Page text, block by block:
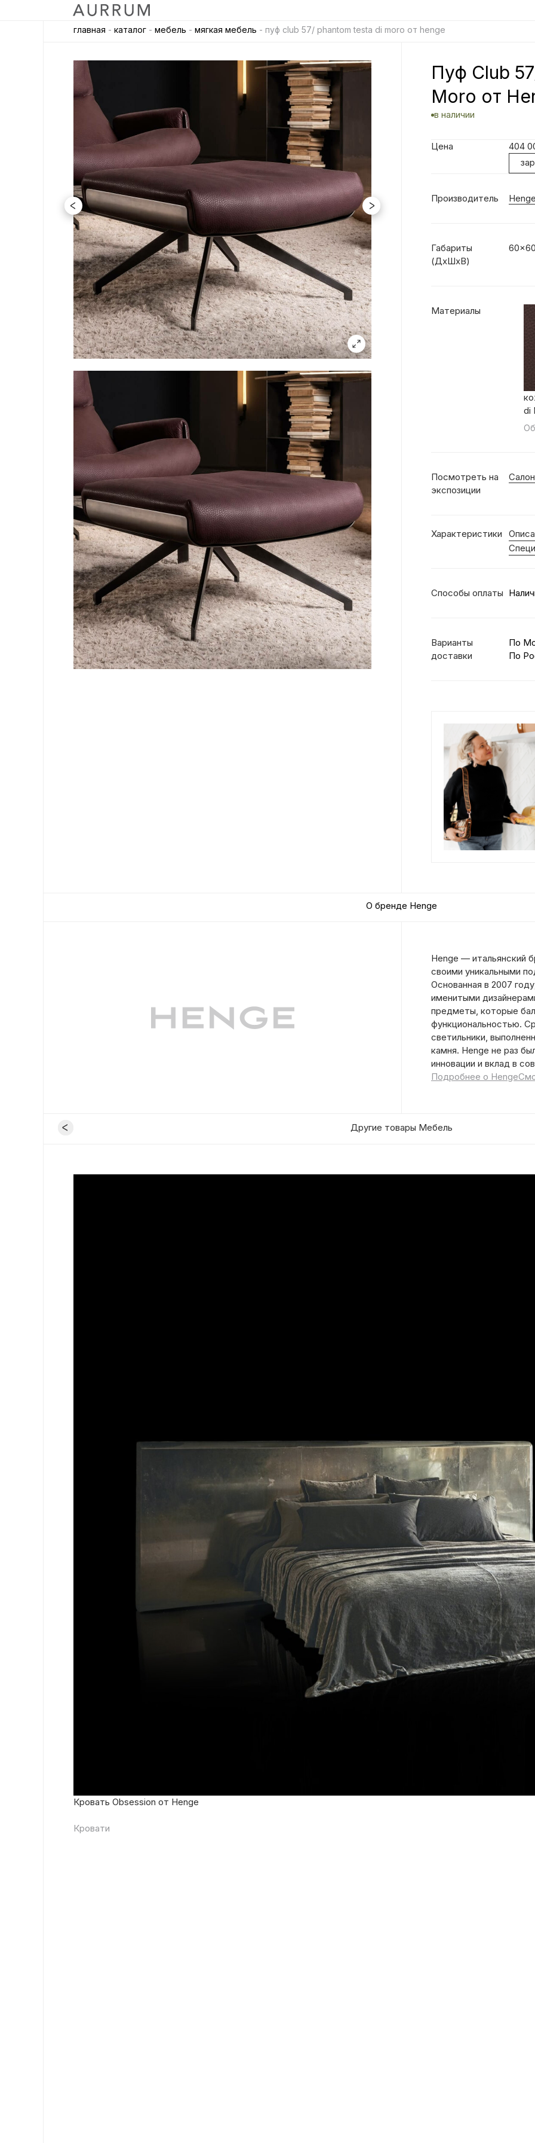
главная - каталог - мебель - мягкая мебель - пуф club 57/ phantom testa di moro от henge
Пуф Club
Moro от
в наличии
Цена 404
Производитель Henge
Габариты
(ДхШхВ)
Материалы
di
Посмотреть на
экспозиции
Характеристики
Способы оплаты
Варианты
доставки
По
По
О бренде Henge
Henge — итальянский
своими уникальными
Основанная в 2007
именитыми
предметы, которые
функциональностью.
светильники,
камня. Henge не раз
инновации и вклад в
Подробнее о Henge
Другие товары Мебель
Кровать Obsession от Henge
Кровати